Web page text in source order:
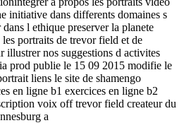
initiative dans differents domaines s
l ethique preserver la planete
portraits de trevor field et de
illustrer nos suggestions d activites
prod publie le 15 09 2015 modifie le
liens le site de shamengo
en ligne b1 exercices en ligne b2
voix off trevor field createur du
a